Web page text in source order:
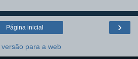
›
Página inicial
versão para a web